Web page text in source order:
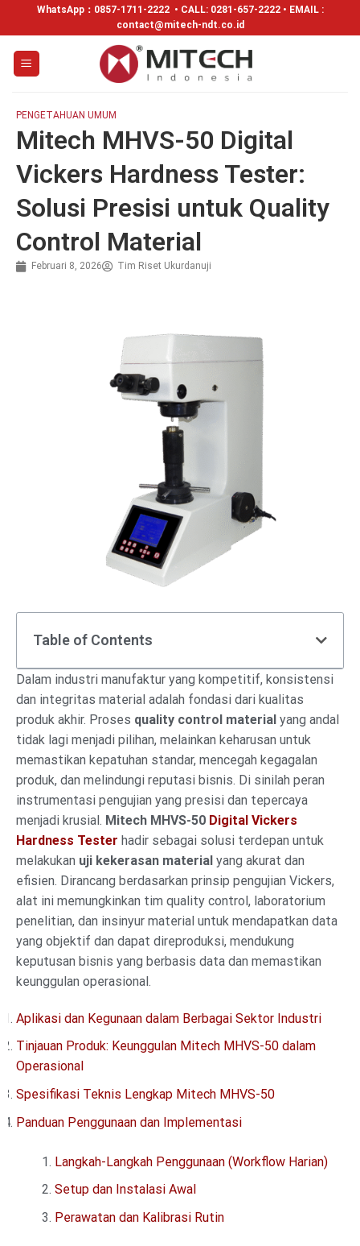
WhatsApp： 0857-1711-2222 • CALL: 0281-657-2222 • EMAIL :
contact@mitech-ndt.co.id
PENGETAHUAN UMUM
Mitech MHVS-50 Digital
Vickers Hardness Tester:
Solusi Presisi untuk Quality
Control Material
Februari 8, 2026 Tim Riset Ukurdanuji
Table of Contents
Dalam industri manufaktur yang kompetitif, konsistensi
dan integritas material adalah fondasi dari kualitas
produk akhir. Proses quality control material yang andal
tidak lagi menjadi pilihan, melainkan keharusan untuk
memastikan kepatuhan standar, mencegah kegagalan
produk, dan melindungi reputasi bisnis. Di sinilah peran
instrumentasi pengujian yang presisi dan tepercaya
menjadi krusial. Mitech MHVS-50 Digital Vickers
Hardness Tester hadir sebagai solusi terdepan untuk
melakukan uji kekerasan material yang akurat dan
efisien. Dirancang berdasarkan prinsip pengujian Vickers,
alat ini memungkinkan tim quality control, laboratorium
penelitian, dan insinyur material untuk mendapatkan data
yang objektif dan dapat direproduksi, mendukung
keputusan bisnis yang berbasis data dan memastikan
keunggulan operasional.
Aplikasi dan Kegunaan dalam Berbagai Sektor Industri
Tinjauan Produk: Keunggulan Mitech MHVS-50 dalam
Operasional
Spesifikasi Teknis Lengkap Mitech MHVS-50
Panduan Penggunaan dan Implementasi
Langkah-Langkah Penggunaan (Workflow Harian)
Setup dan Instalasi Awal
Perawatan dan Kalibrasi Rutin